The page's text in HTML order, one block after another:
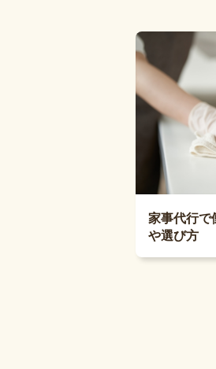
家事代行で
や選び方